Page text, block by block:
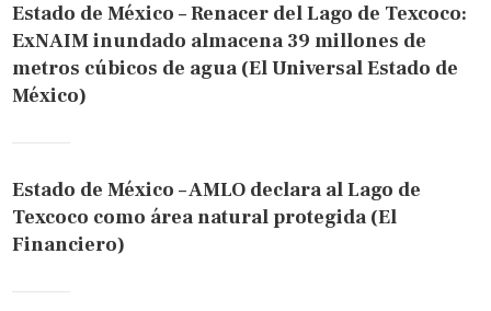
Estado de México – Renacer del Lago de Texcoco:
ExNAIM inundado almacena 39 millones de
metros cúbicos de agua (El Universal Estado de
México)
Estado de México – AMLO declara al Lago de
Texcoco como área natural protegida (El
Financiero)